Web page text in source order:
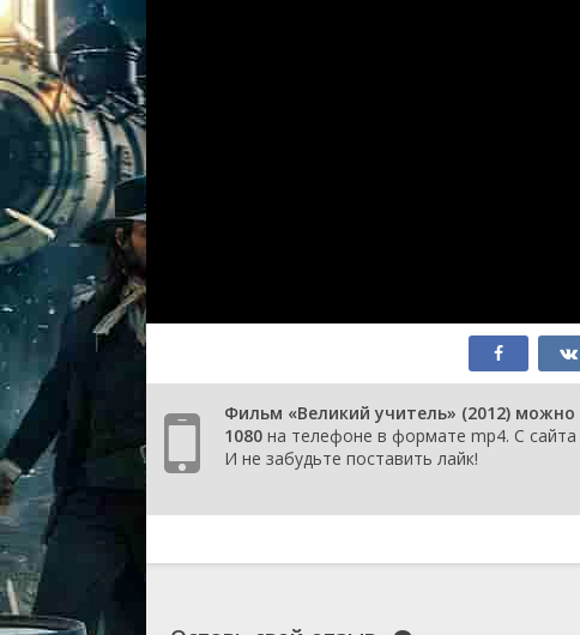
Фильм «Великий учитель» (2012)
1080 на телефоне в формате mp4. С
И не забудьте поставить лайк!